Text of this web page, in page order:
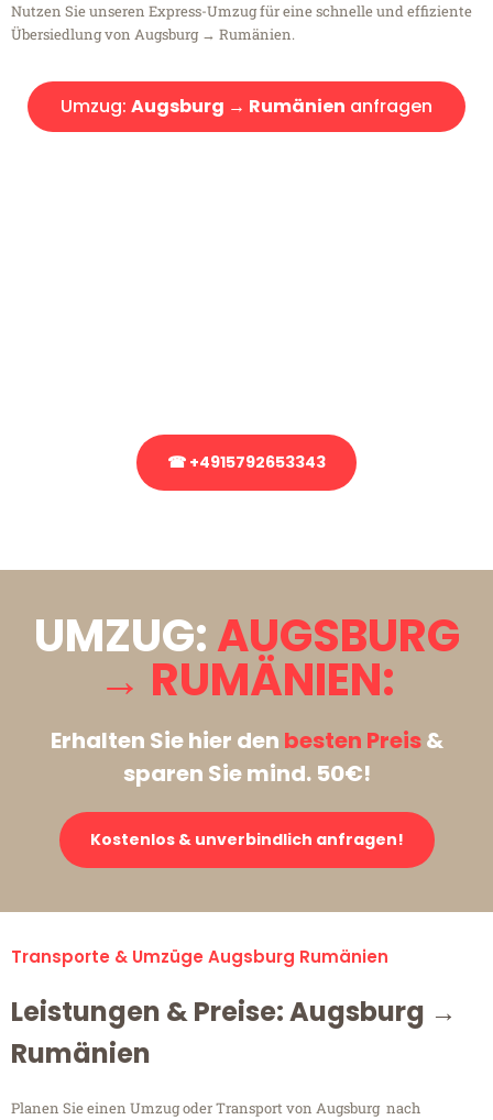
Nutzen Sie unseren Express-Umzug für eine schnelle und effiziente
Übersiedlung von Augsburg → Rumänien.
Umzug: Augsburg → Rumänien anfragen
☎ +4915792653343
UMZUG:AUGSBURG
→ RUMÄNIEN:
Erhalten Sie hier den besten Preis&
sparen Sie mind. 50€!
Kostenlos & unverbindlich anfragen!
Transporte & Umzüge Augsburg Rumänien
Leistungen & Preise: Augsburg →
Rumänien
Planen Sie einen Umzug oder Transport von Augsburg nach